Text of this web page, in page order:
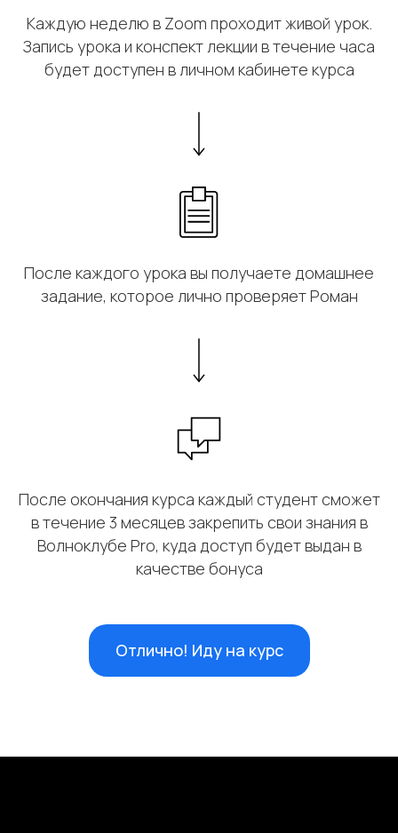
Каждую неделю в Zoom проходит живой урок.
Запись урока и конспект лекции в течение часа
будет доступен в личном кабинете курса
После каждого урока вы получаете домашнее
задание, которое лично проверяет Роман
После окончания курса каждый студент сможет
в течение 3 месяцев закрепить свои знания в
Волноклубе Pro, куда доступ будет выдан в
качестве бонуса
Отлично! Иду на курс